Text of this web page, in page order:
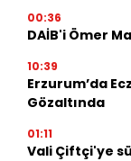
00:36
DAİB'i Ömer
10:39
Erzurum’da
Gözaltında
01:11
Vali Çiftçi'ye